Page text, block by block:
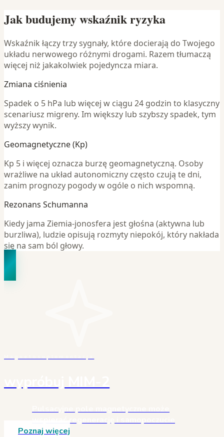
Jak budujemy wskaźnik ryzyka
Wskaźnik łączy trzy sygnały, które docierają do Twojego
układu nerwowego różnymi drogami. Razem tłumaczą
więcej niż jakakolwiek pojedyncza miara.
Zmiana ciśnienia
Spadek o 5 hPa lub więcej w ciągu 24 godzin to klasyczny
scenariusz migreny. Im większy lub szybszy spadek, tym
wyższy wynik.
Geomagnetyczne (Kp)
Kp 5 i więcej oznacza burzę geomagnetyczną. Osoby
wrażliwe na układ autonomiczny często czują te dni,
zanim prognozy pogody w ogóle o nich wspomną.
Rezonans Schumanna
Kiedy jama Ziemia-jonosfera jest głośna (aktywna lub
burzliwa), ludzie opisują rozmyty niepokój, który nakłada
się na sam ból głowy.
Poznaj więcej